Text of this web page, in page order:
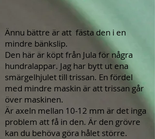
Ännu bättre är att fästa den i en
mindre bänkslip.
Den här är köpt från Jula för några
hundralappar. Jag har bytt ut ena
smärgelhjulet till trissan. En fördel
med mindre maskin är att trissan går
över maskinen.
Är axeln mellan 10-12 mm är det inga
problem att få in den. Är den grövre
kan du behöva göra hålet större.